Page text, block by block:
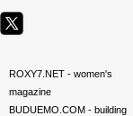
ROXY7.NET- women's
magazine
BUDUEMO.COM- building